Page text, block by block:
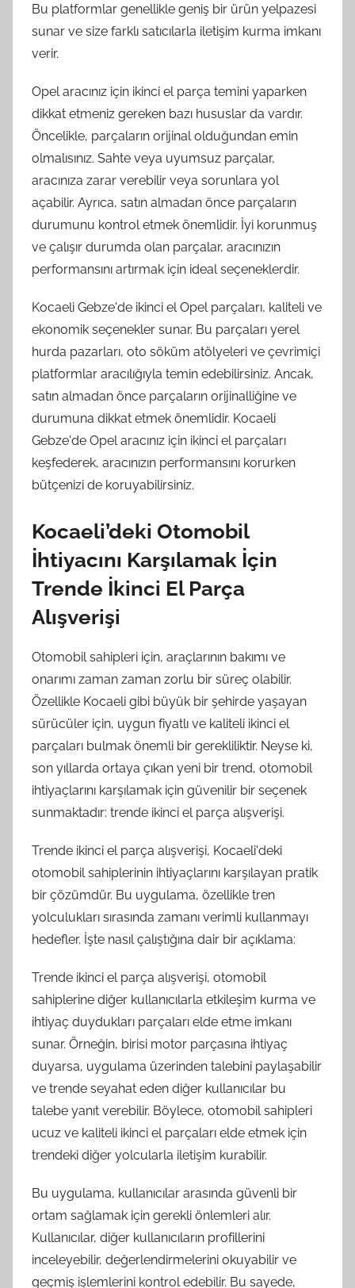
Bu platformlar genellikle geniş bir ürün yelpazesi
sunar ve size farklı satıcılarla iletişim kurma imkanı
verir.
Opel aracınız için ikinci el parça temini yaparken
dikkat etmeniz gereken bazı hususlar da vardır.
Öncelikle, parçaların orijinal olduğundan emin
olmalısınız. Sahte veya uyumsuz parçalar,
aracınıza zarar verebilir veya sorunlara yol
açabilir. Ayrıca, satın almadan önce parçaların
durumunu kontrol etmek önemlidir. İyi korunmuş
ve çalışır durumda olan parçalar, aracınızın
performansını artırmak için ideal seçeneklerdir.
Kocaeli Gebze'de ikinci el Opel parçaları, kaliteli ve
ekonomik seçenekler sunar. Bu parçaları yerel
hurda pazarları, oto söküm atölyeleri ve çevrimiçi
platformlar aracılığıyla temin edebilirsiniz. Ancak,
satın almadan önce parçaların orijinalliğine ve
durumuna dikkat etmek önemlidir. Kocaeli
Gebze'de Opel aracınız için ikinci el parçaları
keşfederek, aracınızın performansını korurken
bütçenizi de koruyabilirsiniz.
Kocaeli’deki Otomobil
İhtiyacını Karşılamak İçin
Trende İkinci El Parça
Alışverişi
Otomobil sahipleri için, araçlarının bakımı ve
onarımı zaman zaman zorlu bir süreç olabilir.
Özellikle Kocaeli gibi büyük bir şehirde yaşayan
sürücüler için, uygun fiyatlı ve kaliteli ikinci el
parçaları bulmak önemli bir gerekliliktir. Neyse ki,
son yıllarda ortaya çıkan yeni bir trend, otomobil
ihtiyaçlarını karşılamak için güvenilir bir seçenek
sunmaktadır: trende ikinci el parça alışverişi.
Trende ikinci el parça alışverişi, Kocaeli'deki
otomobil sahiplerinin ihtiyaçlarını karşılayan pratik
bir çözümdür. Bu uygulama, özellikle tren
yolculukları sırasında zamanı verimli kullanmayı
hedefler. İşte nasıl çalıştığına dair bir açıklama:
Trende ikinci el parça alışverişi, otomobil
sahiplerine diğer kullanıcılarla etkileşim kurma ve
ihtiyaç duydukları parçaları elde etme imkanı
sunar. Örneğin, birisi motor parçasına ihtiyaç
duyarsa, uygulama üzerinden talebini paylaşabilir
ve trende seyahat eden diğer kullanıcılar bu
talebe yanıt verebilir. Böylece, otomobil sahipleri
ucuz ve kaliteli ikinci el parçaları elde etmek için
trendeki diğer yolcularla iletişim kurabilir.
Bu uygulama, kullanıcılar arasında güvenli bir
ortam sağlamak için gerekli önlemleri alır.
Kullanıcılar, diğer kullanıcıların profillerini
inceleyebilir, değerlendirmelerini okuyabilir ve
geçmiş işlemlerini kontrol edebilir. Bu sayede,